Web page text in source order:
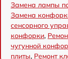
Замена лампы
Замена
сенсорного
конфорки,
чугунной
плиты, Ремонт